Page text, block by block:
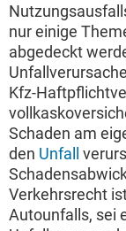
nur einige
abgedeckt
Kfz-
Schaden am
den Unfall
Verkehrsrecht
Autounfalls, sei